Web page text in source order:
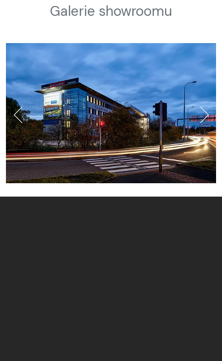
Galerie showroomu